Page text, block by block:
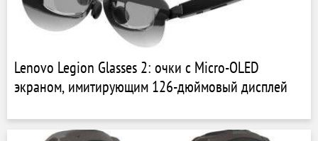
Lenovo Legion Glasses 2: очки с Micro-OLED
экраном, имитирующим 126-дюймовый дисплей